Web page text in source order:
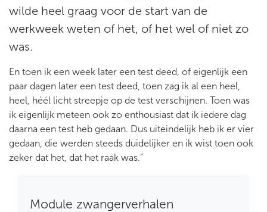
wilde heel graag voor de start van de
werkweek weten of het, of het wel of niet zo
was.
En toen ik een week later een test deed, of eigenlijk een
paar dagen later een test deed, toen zag ik al een heel,
heel, héél licht streepje op de test verschijnen. Toen was
ik eigenlijk meteen ook zo enthousiast dat ik iedere dag
daarna een test heb gedaan. Dus uiteindelijk heb ik er vier
gedaan, die werden steeds duidelijker en ik wist toen ook
zeker dat het, dat het raak was.”
Module zwangerverhalen